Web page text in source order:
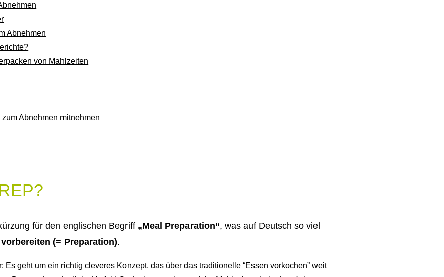
Abnehmen
von Mahlzeiten
Abnehmen mitnehmen
für den englischen Begriff „Meal Preparation“, was auf Deutsch so viel
(= Preparation).
Es geht um ein richtig cleveres Konzept, das über das traditionelle “Essen vorkochen” weit